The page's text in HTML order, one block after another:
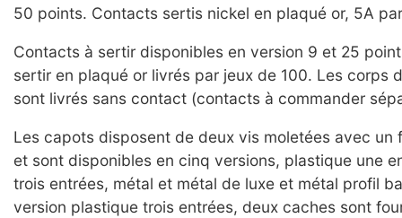
50 points. Contacts sertis nickel en plaqué or, 5A
Contacts à sertir disponibles en version 9 et 25
sertir en plaqué or livrés par jeux de 100. Les corps
sont livrés sans contact (contacts à commander
Les capots disposent de deux vis moletées avec un
et sont disponibles en cinq versions, plastique une
trois entrées, métal et métal de luxe et métal profil
version plastique trois entrées, deux caches sont